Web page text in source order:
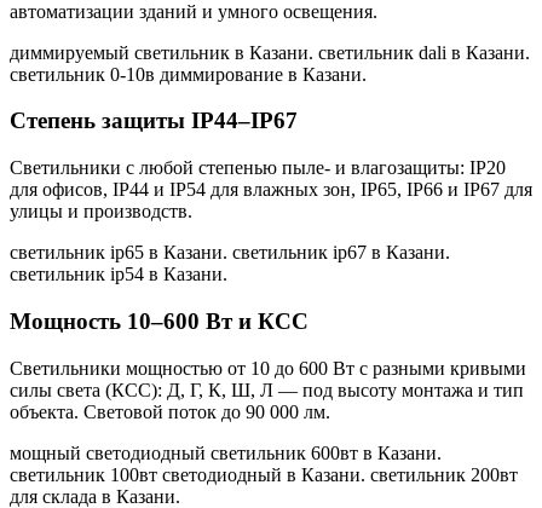
автоматизации зданий и умного освещения.
диммируемый светильник в Казани. светильник dali в Казани.
светильник 0-10в диммирование в Казани.
Степень защиты IP44–IP67
Светильники с любой степенью пыле- и влагозащиты: IP20
для офисов, IP44 и IP54 для влажных зон, IP65, IP66 и IP67 для
улицы и производств.
светильник ip65 в Казани. светильник ip67 в Казани.
светильник ip54 в Казани.
Мощность 10–600 Вт и КСС
Светильники мощностью от 10 до 600 Вт с разными кривыми
силы света (КСС): Д, Г, К, Ш, Л — под высоту монтажа и тип
объекта. Световой поток до 90 000 лм.
мощный светодиодный светильник 600вт в Казани.
светильник 100вт светодиодный в Казани. светильник 200вт
для склада в Казани.